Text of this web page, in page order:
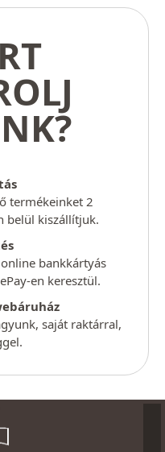
termékeinket 2
belül kiszállítjuk.
bankkártyás
en keresztül.
saját raktárral,